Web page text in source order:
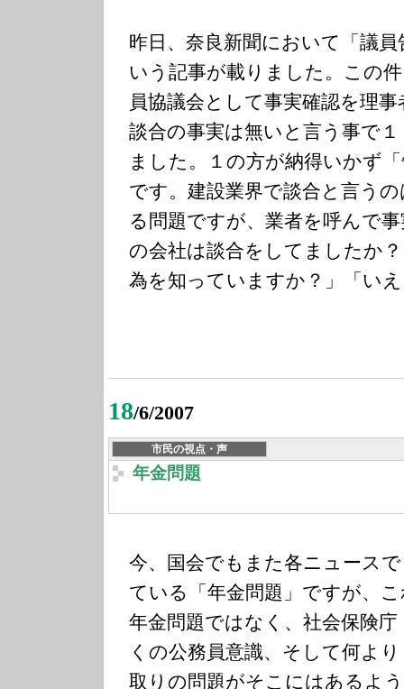
昨日、奈良新聞において「議
いう記事が載りました。この
員協議会として事実確認を理
談合の事実は無いと言う事で
ました。１の方が納得いかず
です。建設業界で談合と言う
る問題ですが、業者を呼んで
の会社は談合をしてましたか
為を知っていますか？」「い
18/6/2007
市民の視点・声
年金問題
今、国会でもまた各ニュース
ている「年金問題」ですが、
年金問題ではなく、社会保険
くの公務員意識、そして何よ
取りの問題がそこにはあるよ